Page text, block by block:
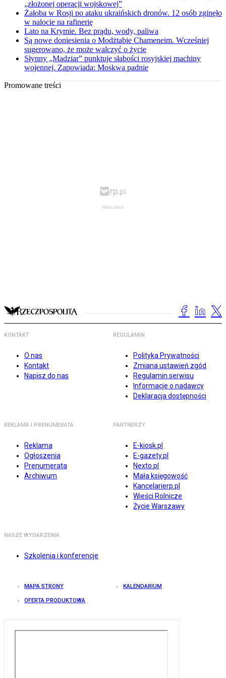
„złożonej operacji wojskowej”
Żałoba w Rosji po ataku ukraińskich dronów. 12 osób zginęło
w nalocie na rafinerię
Lato na Krymie. Bez prądu, wody, paliwa
Są nowe doniesienia o Modżtabie Chameneim. Wcześniej
sugerowano, że może walczyć o życie
Słynny „Madziar” punktuje słabości rosyjskiej machiny
wojennej. Zapowiada: Moskwa padnie
Promowane treści
KONTAKT
O nas
Kontakt
Napisz do nas
REGULAMIN
Polityka Prywatności
Zmiana ustawień zgód
Regulamin serwisu
Informacje o nadawcy
Deklaracja dostępności
REKLAMA I PRENUMERATA
Reklama
Ogłoszenia
Prenumerata
Archiwum
PARTNERZY
E-kiosk.pl
E-gazety.pl
Nexto.pl
Mała księgowość
Kancelarierp.pl
Wieści Rolnicze
Życie Warszawy
NASZE WYDARZENIA
Szkolenia i konferencje
MAPA STRONY KALENDARIUM
OFERTA PRODUKTOWA